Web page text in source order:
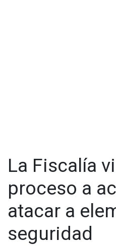
La Fiscalía
proceso a
atacar a
seguridad